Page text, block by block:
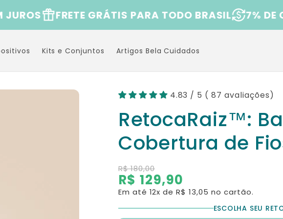
FRETE GRÁTIS PARA TODO BRASIL 7% DE
Kits e Conjuntos Artigos Bela Cuidados
4.83 / 5 ( 87 avaliações)
RetocaRaiz™:
Cobertura de
Preço
normal
R$ 129,90
Preço
de
R$ 180,00
Em até 12x deR$ 13,05 no cartão.
ESCOLHA SEU